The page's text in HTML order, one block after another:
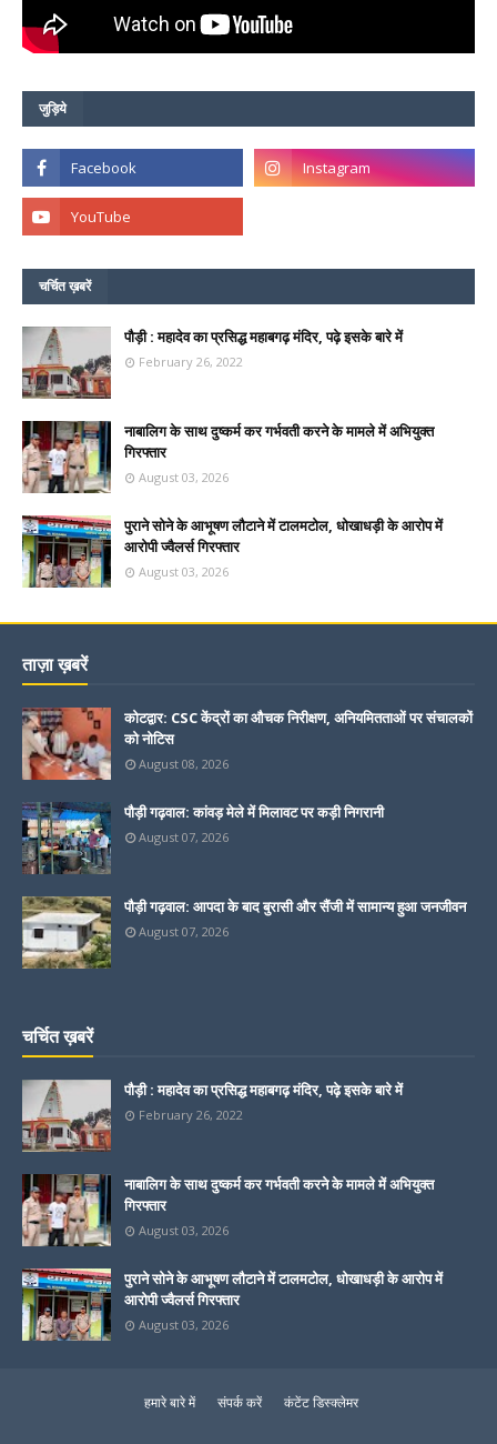
जुड़िये
चर्चित ख़बरें
पौड़ी : महादेव का प्रसिद्ध महाबगढ़ मंदिर, पढ़े इसके बारे में
February 26, 2022
नाबालिग के साथ दुष्कर्म कर गर्भवती करने के मामले में अभियुक्त
गिरफ्तार
August 03, 2026
पुराने सोने के आभूषण लौटाने में टालमटोल, धोखाधड़ी के आरोप में
आरोपी ज्वैलर्स गिरफ्तार
August 03, 2026
ताज़ा ख़बरें
कोटद्वार: CSC केंद्रों का औचक निरीक्षण, अनियमितताओं पर संचालकों
को नोटिस
August 08, 2026
पौड़ी गढ़वाल: कांवड़ मेले में मिलावट पर कड़ी निगरानी
August 07, 2026
पौड़ी गढ़वाल: आपदा के बाद बुरासी और सैंजी में सामान्य हुआ जनजीवन
August 07, 2026
चर्चित ख़बरें
पौड़ी : महादेव का प्रसिद्ध महाबगढ़ मंदिर, पढ़े इसके बारे में
February 26, 2022
नाबालिग के साथ दुष्कर्म कर गर्भवती करने के मामले में अभियुक्त
गिरफ्तार
August 03, 2026
पुराने सोने के आभूषण लौटाने में टालमटोल, धोखाधड़ी के आरोप में
आरोपी ज्वैलर्स गिरफ्तार
August 03, 2026
हमारे बारे में संपर्क करें कंटेंट डिस्क्लेमर